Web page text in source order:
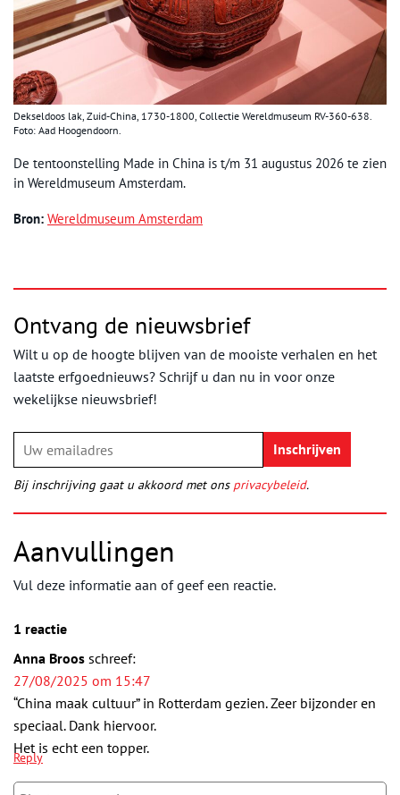
Dekseldoos lak, Zuid-China, 1730-1800, Collectie Wereldmuseum RV-360-638.
Foto: Aad Hoogendoorn.
De tentoonstelling Made in China is t/m 31 augustus 2026 te zien
in Wereldmuseum Amsterdam.
Bron: Wereldmuseum Amsterdam
Ontvang de nieuwsbrief
Wilt u op de hoogte blijven van de mooiste verhalen en het
laatste erfgoednieuws? Schrijf u dan nu in voor onze
wekelijkse nieuwsbrief!
Bij inschrijving gaat u akkoord met ons privacybeleid.
Aanvullingen
Vul deze informatie aan of geef een reactie.
1 reactie
Anna Broos schreef:
27/08/2025 om 15:47
“China maak cultuur” in Rotterdam gezien. Zeer bijzonder en
speciaal. Dank hiervoor.
Het is echt een topper.
Reply